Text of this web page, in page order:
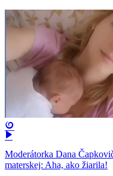
Moderátorka Dana
materskej: Aha, ako žiarila!